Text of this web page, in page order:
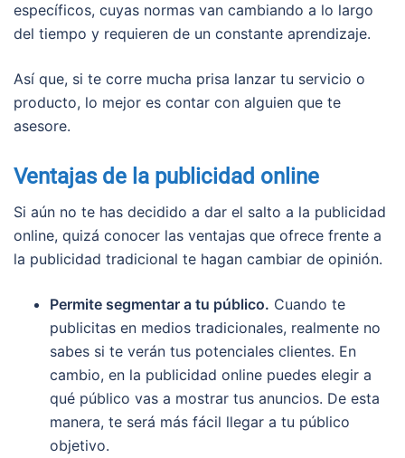
específicos, cuyas normas van cambiando a lo largo
del tiempo y requieren de un constante aprendizaje.
Así que, si te corre mucha prisa lanzar tu servicio o
producto, lo mejor es contar con alguien que te
asesore.
Ventajas de la publicidad online
Si aún no te has decidido a dar el salto a la publicidad
online, quizá conocer las ventajas que ofrece frente a
la publicidad tradicional te hagan cambiar de opinión.
Permite segmentar a tu público. Cuando te
publicitas en medios tradicionales, realmente no
sabes si te verán tus potenciales clientes. En
cambio, en la publicidad online puedes elegir a
qué público vas a mostrar tus anuncios. De esta
manera, te será más fácil llegar a tu público
objetivo.